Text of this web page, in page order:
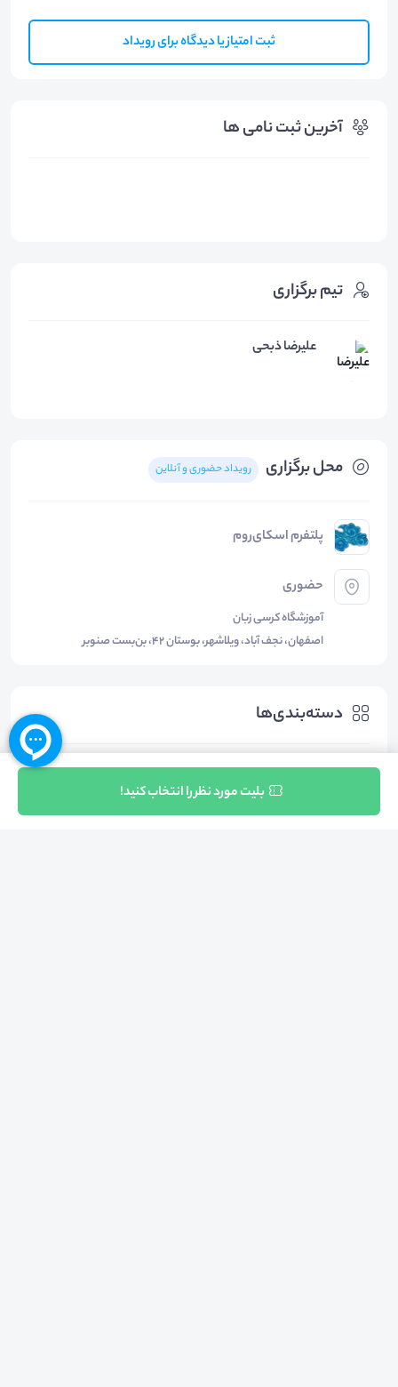
ثبت امتیاز یا دیدگاه برای رویداد
آخرین ثبت نامی ها
محل برگزاری رویداد حضوری و آنلاین
پلتفرم اسکای‌روم
حضوری
آموزشگاه کرسی زبان
اصفهان، نجف آباد، ویلاشهر، بوستان 42، بن‌بست صنوبر
دسته‌بندی‌ها
زبان انگلیسی
تیم برگزاری
علیرضا ذبحی
بلیت مورد نظر را انتخاب کنید!